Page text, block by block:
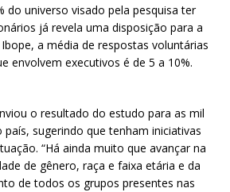
do universo visado pela pesquisa ter
já revela uma disposição para a
a média de respostas voluntárias
envolvem executivos é de 5 a 10%.
o resultado do estudo para as mil
sugerindo que tenham iniciativas
“Há ainda muito que avançar na
de gênero, raça e faixa etária e da
de todos os grupos presentes nas